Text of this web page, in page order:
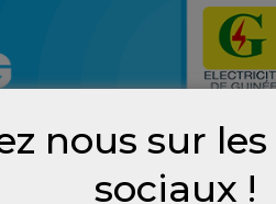
sévit depuis plus d’un
nous sur
sociaux !